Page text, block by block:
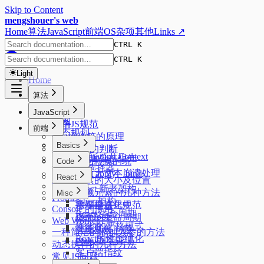
Skip to Content
mengshouer's web
Home算法JavaScript前端OS杂项其他Links ↗
CTRL K
Light
CTRL K
Home
算法
排序
搜索
动态规划
树
二叉树最近公共祖先
JavaScript
前端JS规范
new操作符的原理
数据类型的判断
JSON来回转换的坑
实现 call、apply、bind
标签函数
Promise
Console 的使用
Web Worker
一种简洁的添加入参的方法
动态执行的几种方法
常见JS问题
前端
Basics
Formatting Context
css选择器
元素的大小及位置
隐藏元素的几种方法
水平垂直居中
页面的生命周期
关于 1px 问题
Flex
Code
页面大文本崩溃处理
React
React 新老架构
Fiber 架构
React 生命周期
React的严格模式
React的性能优化
Misc
前端模块化规范
DevTools
性能优化
node 版本管理
客户端指纹